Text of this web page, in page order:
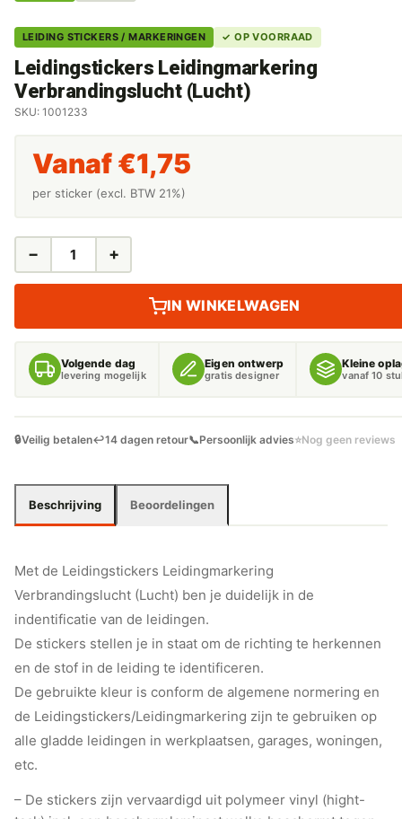
LEIDING STICKERS / MARKERINGEN ✓ OP VOORRAAD
Leidingstickers Leidingmarkering
Verbrandingslucht (Lucht)
SKU: 1001233
Vanaf €1,75
per sticker (excl. BTW 21%)
LEIDINGSTICKERS
VERBRANDINGSLUCHT
− +
IN WINKELWAGEN
Volgende dag
levering mogelijk
Eigen ontwerp
gratis designer
Kleine
vanaf 10
🔒Veilig betalen↩️14 dagen retour📞Persoonlijk advies⭐Nog geen reviews
Beschrijving Beoordelingen
Met de Leidingstickers Leidingmarkering
Verbrandingslucht (Lucht) ben je duidelijk in de
indentificatie van de leidingen.
De stickers stellen je in staat om de richting te herkennen
en de stof in de leiding te identificeren.
De gebruikte kleur is conform de algemene normering en
de Leidingstickers/Leidingmarkering zijn te gebruiken op
alle gladde leidingen in werkplaatsen, garages, woningen,
etc.
– De stickers zijn vervaardigd uit polymeer vinyl (hight-